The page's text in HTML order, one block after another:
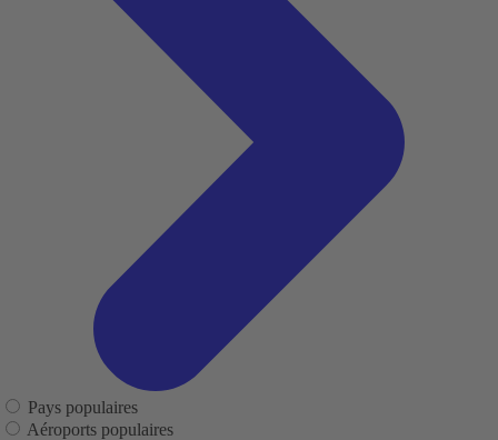
Pays populaires
Aéroports populaires